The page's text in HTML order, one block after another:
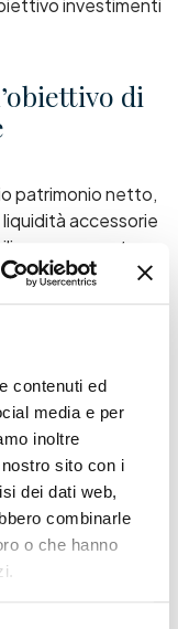
contenuti ed
media e per
inoltre
sito con i
dei dati web,
combinarle
o che hanno
investimenti
di
patrimonio netto,
accessorie
con una quota
con un
sostenibili con
sociale,
sulla salute a
Affinché un
sostenibile con
l'investimento
la sua
in base ai
delegato
coerente con il